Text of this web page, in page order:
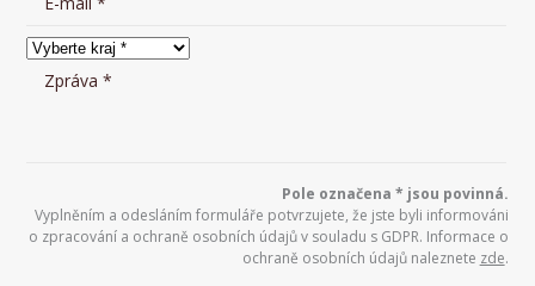
Pole označena * jsou povinná.
Vyplněním a odesláním formuláře potvrzujete, že jste byli informováni
o zpracování a ochraně osobních údajů v souladu s GDPR. Informace o
ochraně osobních údajů naleznete zde.